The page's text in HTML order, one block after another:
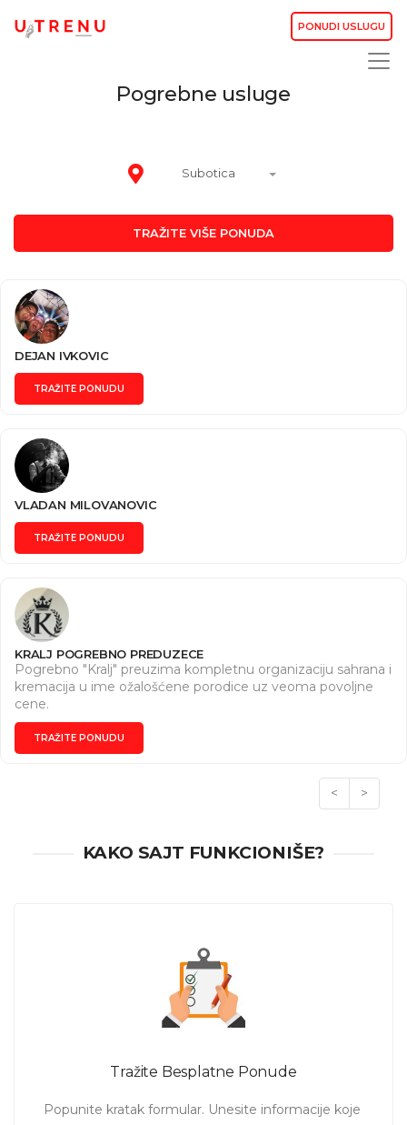
PONUDI USLUGU
Pogrebne usluge
Subotica
TRAŽITE VIŠE PONUDA
DEJAN IVKOVIC
TRAŽITE PONUDU
VLADAN MILOVANOVIC
TRAŽITE PONUDU
KRALJ POGREBNO PREDUZECE
Pogrebno "Kralj" preuzima kompletnu organizaciju sahrana i
kremacija u ime ožalošćene porodice uz veoma povoljne
cene.
TRAŽITE PONUDU
< >
KAKO SAJT FUNKCIONIŠE?
Tražite Besplatne Ponude
Popunite kratak formular. Unesite informacije koje